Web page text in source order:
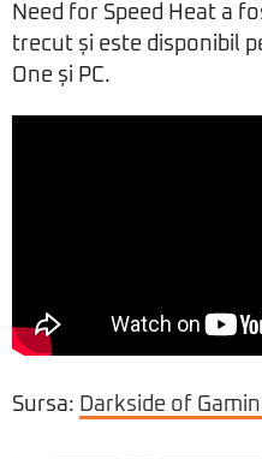
Need for Speed Heat a
trecut și este disponibil
One și PC.
Sursa: Darkside of